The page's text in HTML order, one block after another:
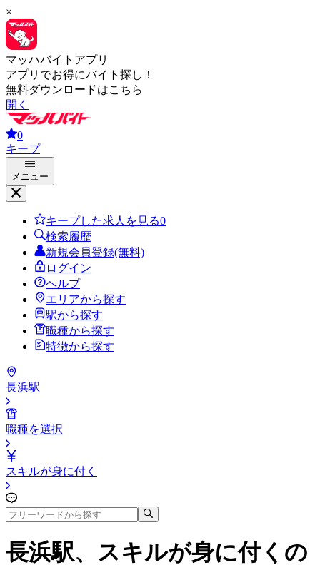
×
マッハバイトアプリ
アプリでお得にバイト探し！
無料ダウンロードはこちら
開く
0
キープ
メニュー
キープした求人を見る0
検索履歴
新規会員登録(無料)
ログイン
ヘルプ
エリアから探す
駅から探す
職種から探す
特徴から探す
長浜駅
職種を選択
スキルが身に付く
長浜駅、スキルが身に付く の